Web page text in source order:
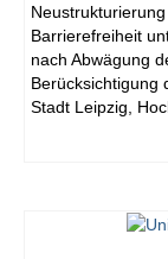
Barrierefreiheit
nach Abwägung
Berücksichtigung
Stadt Leipzig,